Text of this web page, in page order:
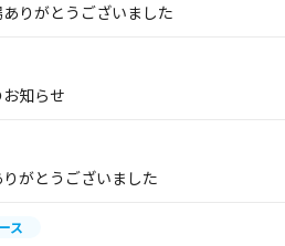
りがとうございました
お知らせ
がとうございました
ス